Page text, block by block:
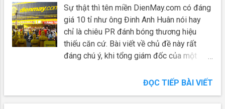
Sự thật thì tên miền DienMay.com có đáng
giá 10 tỉ như ông Đinh Anh Huân nói hay
chỉ là chiêu PR đánh bóng thương hiệu
thiếu căn cứ. Bài viết về chủ đề này rất
đáng chú ý, khi tổng giám đốc của một
để làm yếu tố chính trong bài PR cho
"Trong lĩnh vực điện máy, với những lợi thế
ĐỌC TIẾP BÀI VIẾT